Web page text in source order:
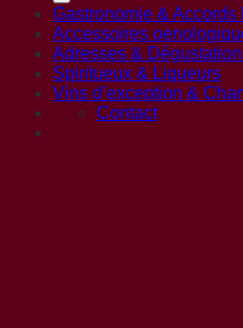
Gastronomie & Accords
Accessoires
Adresses &
Spiritueux & Liqueurs
Vins d’exception &
Contact